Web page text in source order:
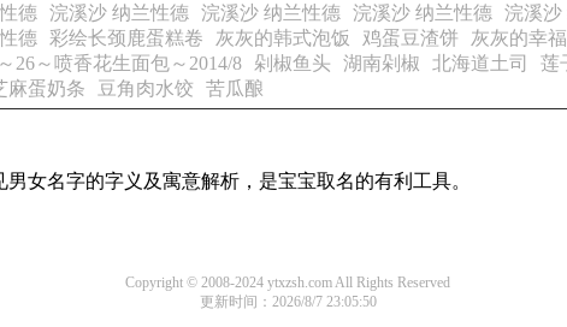
德 浣溪沙 纳兰性德 浣溪沙 纳兰性德 浣溪沙 纳兰性德 浣溪沙
德 彩绘长颈鹿蛋糕卷 灰灰的韩式泡饭 鸡蛋豆渣饼 灰灰的幸
26～喷香花生面包～2014/8 剁椒鱼头 湖南剁椒 北海道土司 莲
麻蛋奶条 豆角肉水饺 苦瓜酿
女名字的字义及寓意解析，是宝宝取名的有利工具。
Copyright © 2008-2024 ytxzsh.com All Rights Reserved
更新时间：2026/8/7 23:05:50